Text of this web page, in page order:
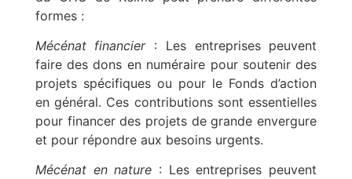
formes :
Mécénat financier: Les entreprises peuvent
faire des dons en numéraire pour soutenir des
projets spécifiques ou pour le Fonds d’action
en général. Ces contributions sont essentielles
pour financer des projets de grande envergure
et pour répondre aux besoins urgents.
Mécénat en nature : Les entreprises peuvent